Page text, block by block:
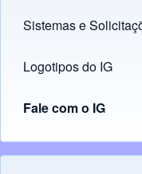
Sistemas e
(opens in new tab)
Logotipos do IG
(opens in new tab)
Fale com o IG